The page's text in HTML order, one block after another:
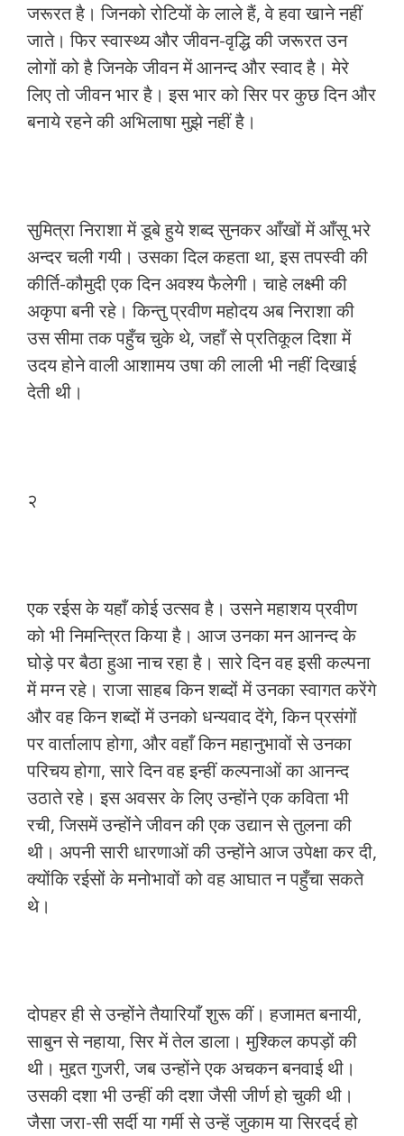
जरूरत है। जिनको रोटियों के लाले हैं, वे हवा खाने नहीं
जाते। फिर स्वास्थ्य और जीवन-वृद्धि की जरूरत उन
लोगों को है जिनके जीवन में आनन्द और स्वाद है। मेरे
लिए तो जीवन भार है। इस भार को सिर पर कुछ दिन और
बनाये रहने की अभिलाषा मुझे नहीं है।
सुमित्रा निराशा में डूबे हुये शब्द सुनकर आँखों में आँसू भरे
अन्दर चली गयी। उसका दिल कहता था, इस तपस्वी की
कीर्ति-कौमुदी एक दिन अवश्य फैलेगी। चाहे लक्ष्मी की
अकृपा बनी रहे। किन्तु प्रवीण महोदय अब निराशा की
उस सीमा तक पहुँच चुके थे, जहाँ से प्रतिकूल दिशा में
उदय होने वाली आशामय उषा की लाली भी नहीं दिखाई
देती थी।
२
एक रईस के यहाँ कोई उत्सव है। उसने महाशय प्रवीण
को भी निमन्त्रित किया है। आज उनका मन आनन्द के
घोड़े पर बैठा हुआ नाच रहा है। सारे दिन वह इसी कल्पना
में मग्न रहे। राजा साहब किन शब्दों में उनका स्वागत करेंगे
और वह किन शब्दों में उनको धन्यवाद देंगे, किन प्रसंगों
पर वार्तालाप होगा, और वहाँ किन महानुभावों से उनका
परिचय होगा, सारे दिन वह इन्हीं कल्पनाओं का आनन्द
उठाते रहे। इस अवसर के लिए उन्होंने एक कविता भी
रची, जिसमें उन्होंने जीवन की एक उद्यान से तुलना की
थी। अपनी सारी धारणाओं की उन्होंने आज उपेक्षा कर दी,
क्योंकि रईसों के मनोभावों को वह आघात न पहुँचा सकते
थे।
दोपहर ही से उन्होंने तैयारियाँ शुरू कीं। हजामत बनायी,
साबुन से नहाया, सिर में तेल डाला। मुश्किल कपड़ों की
थी। मुद्दत गुजरी, जब उन्होंने एक अचकन बनवाई थी।
उसकी दशा भी उन्हीं की दशा जैसी जीर्ण हो चुकी थी।
जैसा जरा-सी सर्दी या गर्मी से उन्हें जुकाम या सिरदर्द हो